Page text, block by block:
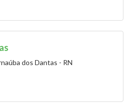
dos Dantas - RN